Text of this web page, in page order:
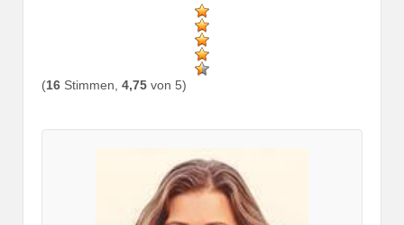
(16 Stimmen, 4,75 von 5)